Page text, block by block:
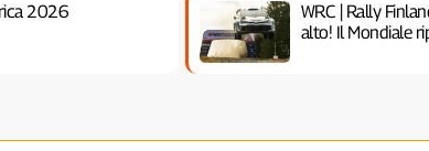
2026
WRC | Rally
alto! Il Mondiale